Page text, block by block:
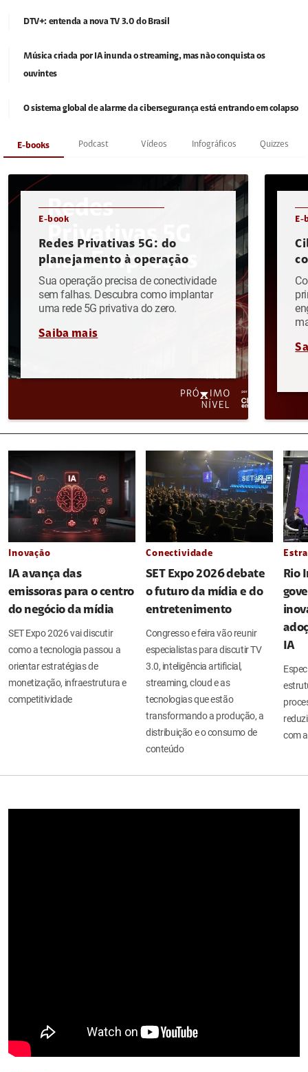
DTV+: entenda a nova TV 3.0 do Brasil
Música criada por IA inunda o streaming, mas não conquista os
ouvintes
O sistema global de alarme da cibersegurança está entrando em colapso
E-books Podcast Vídeos Infográficos Quizzes
E-book
Redes Privativas 5G: do
planejamento à operação
Sua operação precisa de conectividade
sem falhas. Descubra como implantar
uma rede 5G privativa do zero.
Saiba mais
E-
Inovação
IA avança das
emissoras para o centro
do negócio da mídia
SET Expo 2026 vai discutir
como a tecnologia passou a
orientar estratégias de
monetização, infraestrutura e
competitividade
Conectividade
SET Expo 2026 debate
o futuro da mídia e do
entretenimento
Congresso e feira vão reunir
especialistas para discutir TV
3.0, inteligência artificial,
streaming, cloud e as
tecnologias que estão
transformando a produção, a
distribuição e o consumo de
conteúdo
Rio
IA
com